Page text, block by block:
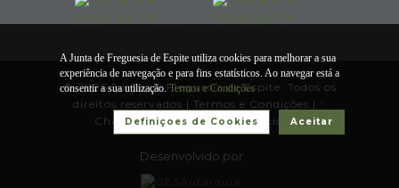
© 2026 Junta de Freguesia de Espite. Todos os
direitos reservados | Termos e Condições |
Chamada para a rede fixa nacional.
Desenvolvido por:
A Junta de Freguesia de Espite utiliza cookies para melhorar a sua
experiência de navegação e para fins estatísticos. Ao navegar está a
consentir a sua utilização.Termos e Condições
Aceitar
Definiçoes de Cookies